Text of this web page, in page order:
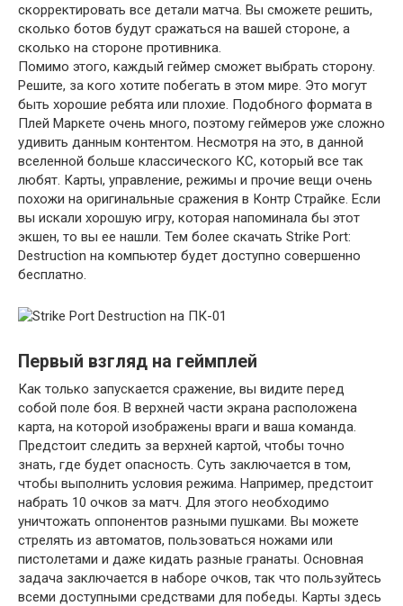
скорректировать все детали матча. Вы сможете решить,
сколько ботов будут сражаться на вашей стороне, а
сколько на стороне противника.
Помимо этого, каждый геймер сможет выбрать сторону.
Решите, за кого хотите побегать в этом мире. Это могут
быть хорошие ребята или плохие. Подобного формата в
Плей Маркете очень много, поэтому геймеров уже сложно
удивить данным контентом. Несмотря на это, в данной
вселенной больше классического КС, который все так
любят. Карты, управление, режимы и прочие вещи очень
похожи на оригинальные сражения в Контр Страйке. Если
вы искали хорошую игру, которая напоминала бы этот
экшен, то вы ее нашли. Тем более скачать Strike Port:
Destruction на компьютер будет доступно совершенно
бесплатно.
Первый взгляд на геймплей
Как только запускается сражение, вы видите перед
собой поле боя. В верхней части экрана расположена
карта, на которой изображены враги и ваша команда.
Предстоит следить за верхней картой, чтобы точно
знать, где будет опасность. Суть заключается в том,
чтобы выполнить условия режима. Например, предстоит
набрать 10 очков за матч. Для этого необходимо
уничтожать оппонентов разными пушками. Вы можете
стрелять из автоматов, пользоваться ножами или
пистолетами и даже кидать разные гранаты. Основная
задача заключается в наборе очков, так что пользуйтесь
всеми доступными средствами для победы. Карты здесь